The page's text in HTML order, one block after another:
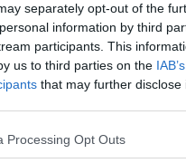
separately opt-out of the
information by third
participants. This
us to third parties on the
that may further disclose
Processing Opt Outs
belle cose / Weekend